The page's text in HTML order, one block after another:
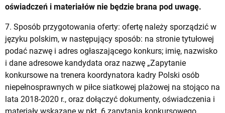
oświadczeń i materiałów nie będzie brana pod uwagę.
7. Sposób przygotowania oferty: ofertę należy sporządzić w
języku polskim, w następujący sposób: na stronie tytułowej
podać nazwę i adres ogłaszającego konkurs; imię, nazwisko
i dane adresowe kandydata oraz nazwę „Zapytanie
konkursowe na trenera koordynatora kadry Polski osób
niepełnosprawnych w piłce siatkowej plażowej na stojąco na
lata 2018-2020 r., oraz dołączyć dokumenty, oświadczenia i